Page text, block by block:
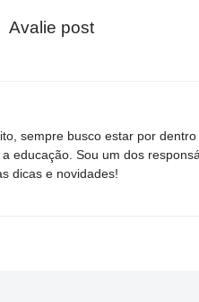
Avalie post
sempre busco estar por
educação. Sou um dos
dicas e novidades!